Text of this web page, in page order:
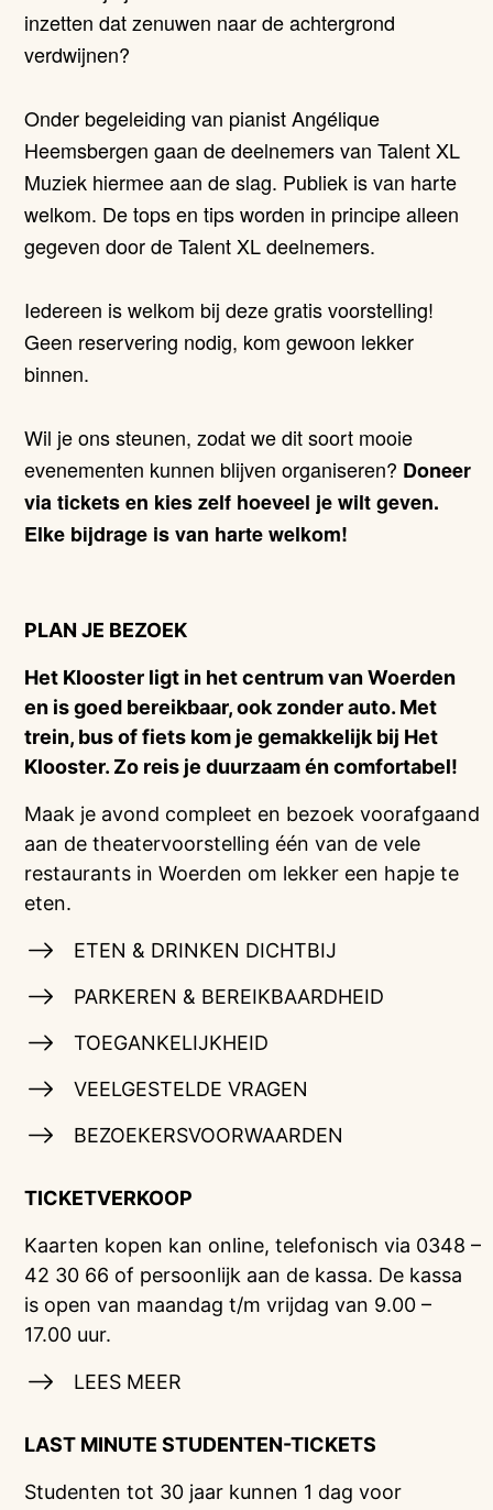
inzetten dat zenuwen naar de achtergrond
verdwijnen?
Onder begeleiding van pianist Angélique
Heemsbergen gaan de deelnemers van Talent XL
Muziek hiermee aan de slag. Publiek is van harte
welkom. De tops en tips worden in principe alleen
gegeven door de Talent XL deelnemers.
Iedereen is welkom bij deze gratis voorstelling!
Geen reservering nodig, kom gewoon lekker
binnen.
Wil je ons steunen, zodat we dit soort mooie
evenementen kunnen blijven organiseren? Doneer
via tickets en kies zelf hoeveel je wilt geven.
Elke bijdrage is van harte welkom!
PLAN JE BEZOEK
Het Klooster ligt in het centrum van Woerden
en is goed bereikbaar, ook zonder auto. Met
trein, bus of fiets kom je gemakkelijk bij Het
Klooster. Zo reis je duurzaam én comfortabel!
Maak je avond compleet en bezoek voorafgaand
aan de theatervoorstelling één van de vele
restaurants in Woerden om lekker een hapje te
eten.
ETEN & DRINKEN DICHTBIJ
PARKEREN & BEREIKBAARDHEID
TOEGANKELIJKHEID
VEELGESTELDE VRAGEN
BEZOEKERSVOORWAARDEN
TICKETVERKOOP
Kaarten kopen kan online, telefonisch via 0348 –
42 30 66 of persoonlijk aan de kassa. De kassa
is open van maandag t/m vrijdag van 9.00 –
17.00 uur.
LEES MEER
LAST MINUTE STUDENTEN-TICKETS
Studenten tot 30 jaar kunnen 1 dag voor